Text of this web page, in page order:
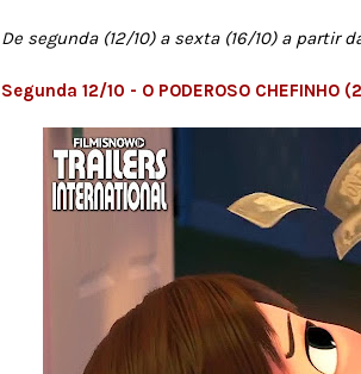
De segunda (12/10) a sexta (16/10) a partir
Segunda 12/10 - O PODEROSO CHEFINHO